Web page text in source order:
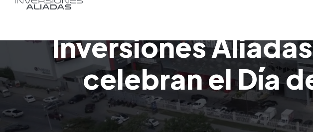
Inversiones
celebran el Día